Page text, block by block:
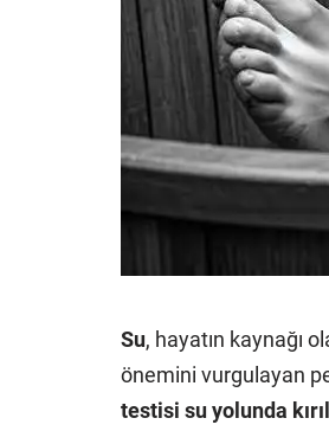
Su, hayatın kaynağı
önemini vurgulayan
testisi su yolunda